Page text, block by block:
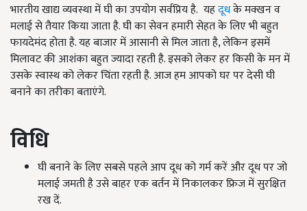
भारतीय खाद्य व्यवस्था में घी का उपयोग सर्वप्रिय है. यहदूधके मक्खन व
मलाई से तैयार किया जाता है. घी का सेवन हमारी सेहत के लिए भी बहुत
फायदेमंद होता है. यह बाजार में आसानी से मिल जाता है, लेकिन इसमें
मिलावट की आशंका बहुत ज्यादा रहती है. इसको लेकर हर किसी के मन में
उसके स्वास्थ को लेकर चिंता रहती है. आज हम आपको घर पर देसी घी
बनाने का तरीका बताएंगे.
विधि
घी बनाने के लिए सबसे पहले आप दूध को गर्म करें और दूध पर जो
मलाई जमती है उसे बाहर एक बर्तन में निकालकर फ्रिज में सुरक्षित
रख दें.